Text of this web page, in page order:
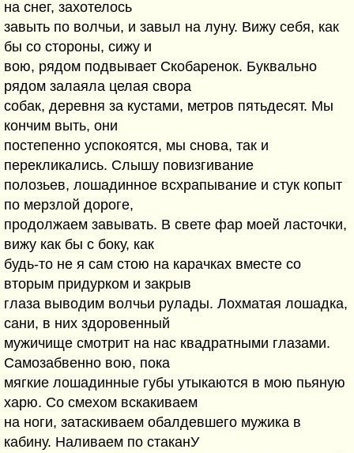
на снег, захотелось
завыть по волчьи, и завыл на луну. Вижу себя, как
бы со стороны, сижу и
вою, рядом подвывает Скобаренок. Буквально
рядом залаяла целая свора
собак, деревня за кустами, метров пятьдесят. Мы
кончим выть, они
постепенно успокоятся, мы снова, так и
перекликались. Слышу повизгивание
полозьев, лошадинное всхрапывание и стук копыт
по мерзлой дороге,
продолжаем завывать. В свете фар моей ласточки,
вижу как бы с боку, как
будь-то не я сам стою на карачках вместе со
вторым придурком и закрыв
глаза выводим волчьи рулады. Лохматая лошадка,
сани, в них здоровенный
мужичище смотрит на нас квадратными глазами.
Самозабвенно вою, пока
мягкие лошадинные губы утыкаются в мою пьяную
харю. Со смехом вскакиваем
на ноги, затаскиваем обалдевшего мужика в
кабину. Наливаем по стаканУ